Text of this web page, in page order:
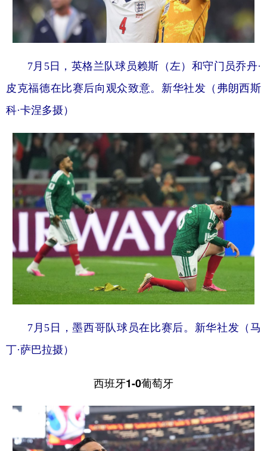
7月5日，英格兰队球员赖斯（左）和守门员乔丹·
皮克福德在比赛后向观众致意。新华社发（弗朗西斯
科·卡涅多摄）
7月5日，墨西哥队球员在比赛后。新华社发（马
丁·萨巴拉摄）
西班牙1-0葡萄牙